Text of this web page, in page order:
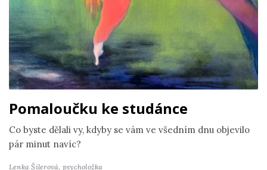
Pomaloučku ke studánce
Co byste dělali vy, kdyby se vám ve všedním dnu objevilo
pár minut navíc?
Lenka Šilerová, psycholožka